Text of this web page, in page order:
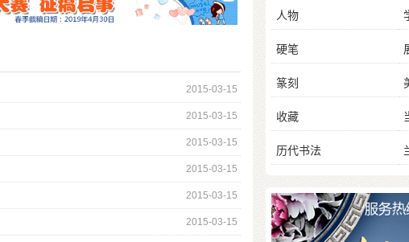
2015-03-15
2015-03-15
2015-03-15
2015-03-15
2015-03-15
2015-03-15
人物
硬笔
篆刻
收藏
历代书法